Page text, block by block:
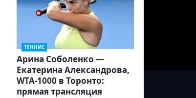
ТЕННИС
Арина Соболенко —
Екатерина Александрова,
WTA-1000 в Торонто:
прямая трансляция